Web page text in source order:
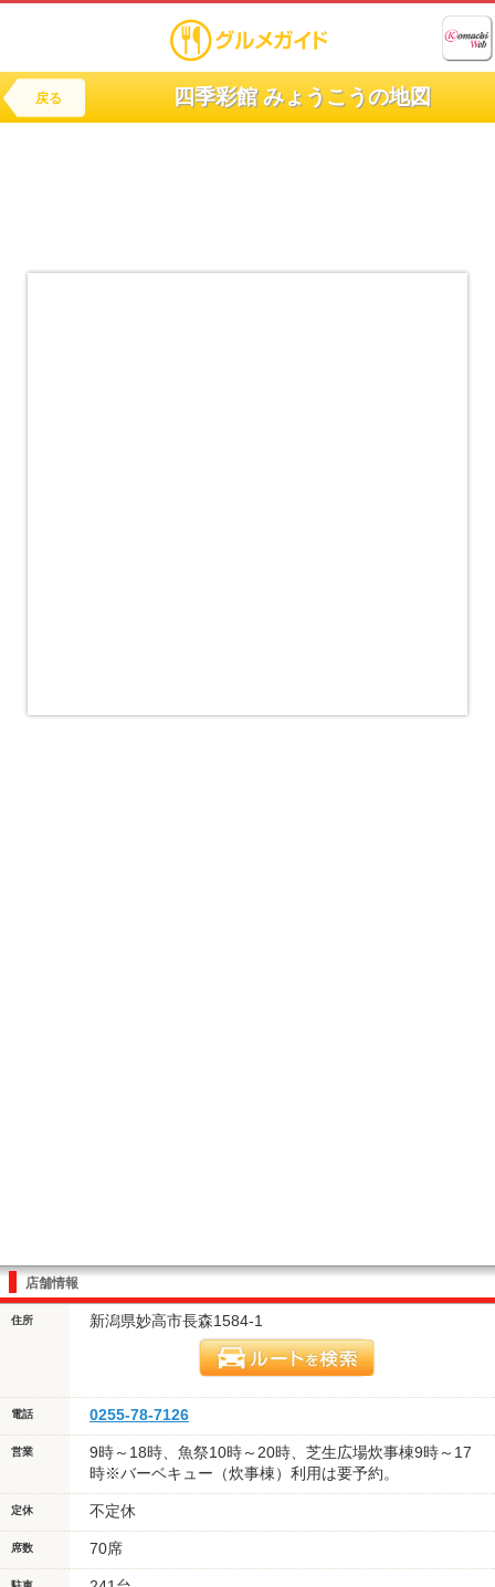
戻る 四季彩館 みょうこうの地図
店舗情報
住所 新潟県妙高市長森1584-1
電話 0255-78-7126
営業
9時～18時、魚祭10時～20時、芝生広場炊事棟9時～17
時※バーベキュー（炊事棟）利用は要予約。
定休 不定休
席数 70席